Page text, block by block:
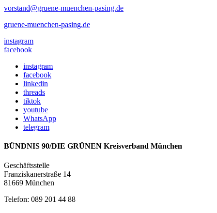
vorstand@gruene-muenchen-pasing.de
gruene-muenchen-pasing.de
instagram
facebook
instagram
facebook
linkedin
threads
tiktok
youtube
WhatsApp
telegram
BÜNDNIS 90/DIE GRÜNEN Kreisverband München
Geschäftsstelle
Franziskanerstraße 14
81669 München
Telefon: 089 201 44 88